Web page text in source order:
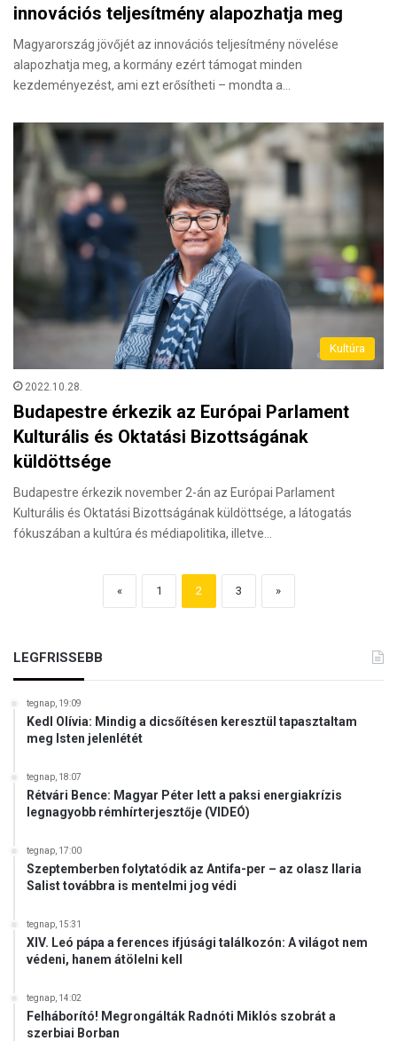
innovációs teljesítmény alapozhatja meg
Magyarország jövőjét az innovációs teljesítmény növelése
alapozhatja meg, a kormány ezért támogat minden
kezdeményezést, ami ezt erősítheti – mondta a…
Kultúra
2022.10.28.
Budapestre érkezik az Európai Parlament
Kulturális és Oktatási Bizottságának
küldöttsége
Budapestre érkezik november 2-án az Európai Parlament
Kulturális és Oktatási Bizottságának küldöttsége, a látogatás
fókuszában a kultúra és médiapolitika, illetve…
« 1 2 3 »
LEGFRISSEBB
tegnap, 19:09
Kedl Olívia: Mindig a dicsőítésen keresztül tapasztaltam
meg Isten jelenlétét
tegnap, 18:07
Rétvári Bence: Magyar Péter lett a paksi energiakrízis
legnagyobb rémhírterjesztője (VIDEÓ)
tegnap, 17:00
Szeptemberben folytatódik az Antifa-per – az olasz Ilaria
Salist továbbra is mentelmi jog védi
tegnap, 15:31
XIV. Leó pápa a ferences ifjúsági találkozón: A világot nem
védeni, hanem átölelni kell
tegnap, 14:02
Felháborító! Megrongálták Radnóti Miklós szobrát a
szerbiai Borban